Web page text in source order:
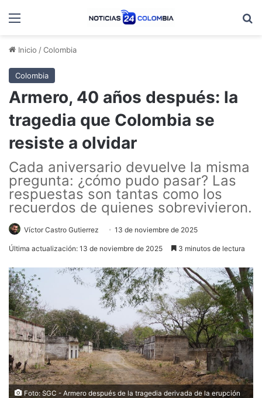
Menú
Inicio /Colombia
Colombia
Armero, 40 años después: la
tragedia que Colombia se
resiste a olvidar
Cada aniversario devuelve la misma
pregunta: ¿cómo pudo pasar? Las
respuestas son tantas como los
recuerdos de quienes sobrevivieron.
Víctor Castro Gutierrez 13 de noviembre de 2025
Última actualización: 13 de noviembre de 2025 3 minutos de lectura
Foto: SGC - Armero después de la tragedia derivada de la erupción